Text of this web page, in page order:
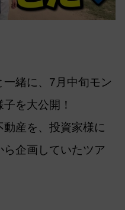
緒に、7月中旬モン
を大公開！
動産を、投資家様に
ら企画していたツア